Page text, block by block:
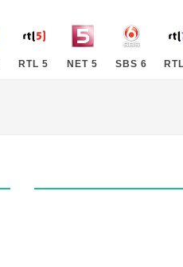
RTL 5 NET 5 SBS 6